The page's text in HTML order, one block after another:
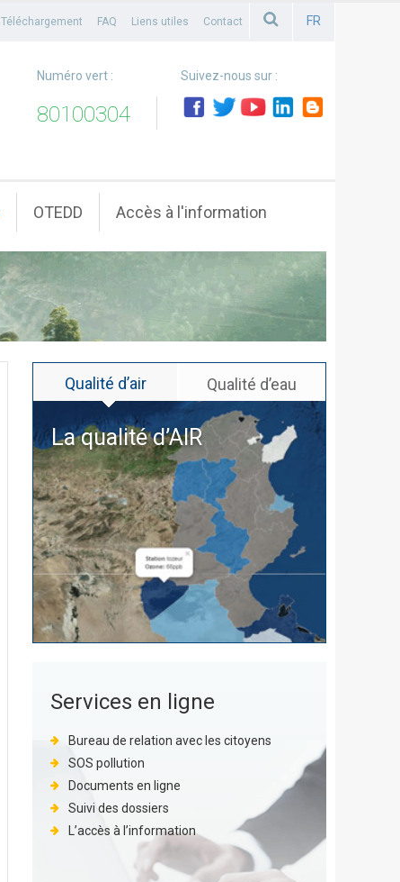
Téléchargement FAQ Liens utiles Contact FR
Numéro vert :
80100304
Suivez-nous sur :
OTEDD Accès à l'information
Qualité d’air Qualité d’eau
La qualité d’AIR
Services en ligne
Bureau de relation avec les citoyens
SOS pollution
Documents en ligne
Suivi des dossiers
L’accès à l’information